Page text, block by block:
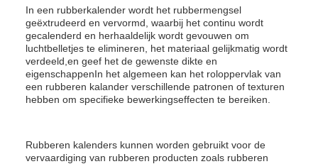
In een rubberkalender wordt het rubbermengsel
geëxtrudeerd en vervormd, waarbij het continu wordt
gecalenderd en herhaaldelijk wordt gevouwen om
luchtbelletjes te elimineren, het materiaal gelijkmatig wordt
verdeeld,en geef het de gewenste dikte en
eigenschappenIn het algemeen kan het roloppervlak van
een rubberen kalander verschillende patronen of texturen
hebben om specifieke bewerkingseffecten te bereiken.
Rubberen kalenders kunnen worden gebruikt voor de
vervaardiging van rubberen producten zoals rubberen